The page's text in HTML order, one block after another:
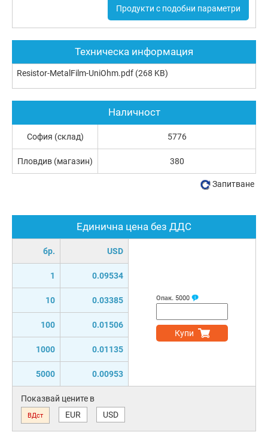
Продукти с подобни параметри
Техническа информация
Resistor-MetalFilm-UniOhm.pdf (268 KB)
Единична цена без ДДС
бр. USD
1 0.09534
10 0.03385
100 0.01506
1000 0.01135
5000 0.00953
Опак. 5000
Купи
Показвай цените в
ВДст EUR USD
Наличност
София (склад) 5776
Пловдив (магазин) 380
Запитване